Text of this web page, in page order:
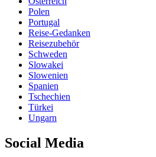
Polen
Portugal
Reise-Gedanken
Reisezubehör
Schweden
Slowakei
Slowenien
Spanien
Tschechien
Türkei
Ungarn
Social Media